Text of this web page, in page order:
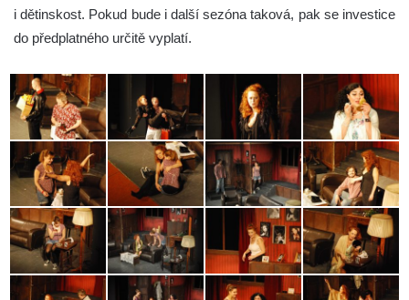
i dětinskost. Pokud bude i další sezóna taková, pak se investice
do předplatného určitě vyplatí.